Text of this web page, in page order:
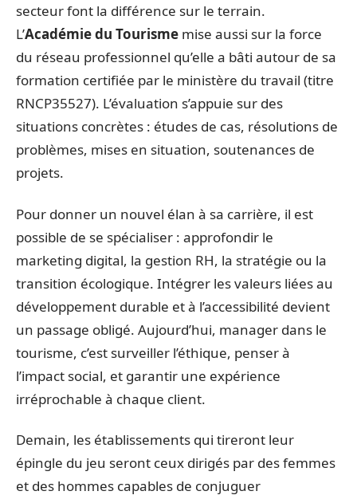
secteur font la différence sur le terrain.
L’Académie du Tourisme mise aussi sur la force
du réseau professionnel qu’elle a bâti autour de sa
formation certifiée par le ministère du travail (titre
RNCP35527). L’évaluation s’appuie sur des
situations concrètes : études de cas, résolutions de
problèmes, mises en situation, soutenances de
projets.
Pour donner un nouvel élan à sa carrière, il est
possible de se spécialiser : approfondir le
marketing digital, la gestion RH, la stratégie ou la
transition écologique. Intégrer les valeurs liées au
développement durable et à l’accessibilité devient
un passage obligé. Aujourd’hui, manager dans le
tourisme, c’est surveiller l’éthique, penser à
l’impact social, et garantir une expérience
irréprochable à chaque client.
Demain, les établissements qui tireront leur
épingle du jeu seront ceux dirigés par des femmes
et des hommes capables de conjuguer